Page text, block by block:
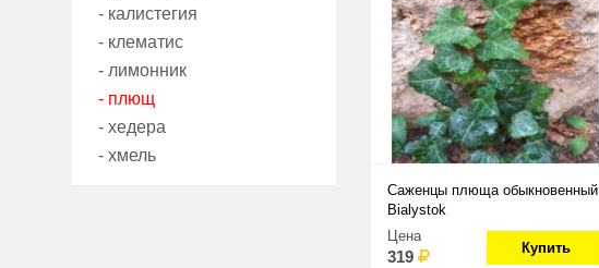
- калистегия
- клематис
- лимонник
- плющ
- хедера
- хмель
Саженцы плюща обыкновенный
Bialystok
Цена
319 Купить